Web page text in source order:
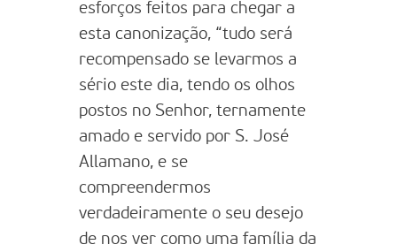
esforços feitos para chegar a
esta canonização, “tudo será
recompensado se levarmos a
sério este dia, tendo os olhos
postos no Senhor, ternamente
amado e servido por S. José
Allamano, e se
compreendermos
verdadeiramente o seu desejo
de nos ver como uma família da